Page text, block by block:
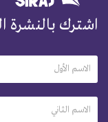
اشترك بالنشرة